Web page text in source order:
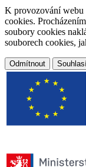
K provozování webu
cookies.
soubory cookies
souborech cookies,
Odmítnout